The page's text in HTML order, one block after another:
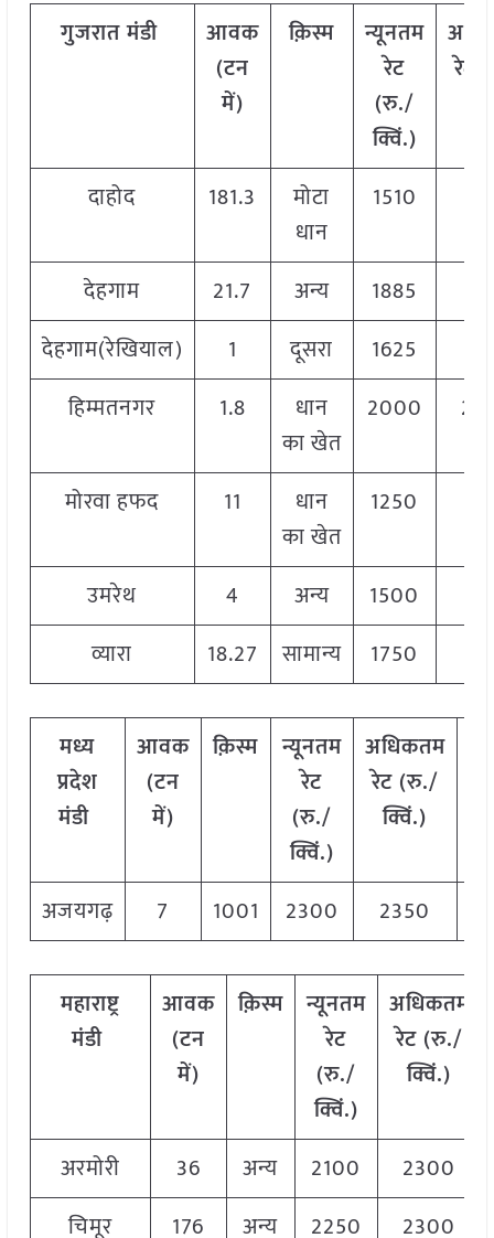
गुजरात मंडी
आवक
(टन
में)
क़िस्म
न्यूनतम
रेट
(रु./
क्विं.)
रेट
दाहोद 181.3
मोटा
धान
1510
देहगाम 21.7 अन्य 1885
देहगाम(रेखियाल)
1 दूसरा 1625
हिम्मतनगर
1.8
धान
का खेत
2000
मोरवा हफद 11
धान
का खेत
1250
उमरेथ 4 अन्य 1500
व्यारा
18.27 सामान्य 1750
मध्य
प्रदेश
मंडी
आवक
(टन
में)
क़िस्म
न्यूनतम
रेट
(रु./
क्विं.)
अधिकतम
रेट (रु./
क्विं.)
अजयगढ़
7 1001 2300 2350
महाराष्ट्र
मंडी
आवक
(टन
में)
क़िस्म
न्यूनतम
रेट
(रु./
क्विं.)
अधिकतम
रेट (रु./
क्विं.)
अरमोरी 36 अन्य 2100 2300
चिमूर
176 अन्य 2250 2300